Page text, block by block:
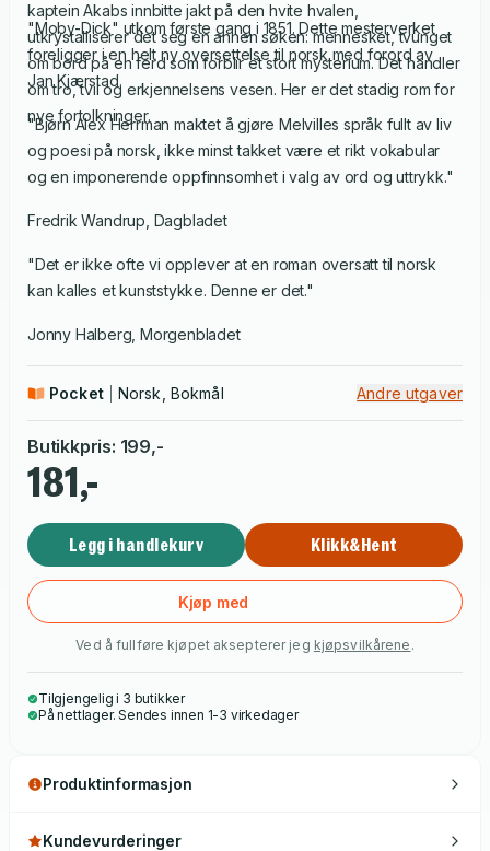
kaptein Akabs innbitte jakt på den hvite hvalen,
utkrystalliserer det seg en annen søken: mennesket, tvunget
om bord på en ferd som forblir et stort mysterium. Det handler
om tro, tvil og erkjennelsens vesen. Her er det stadig rom for
nye fortolkninger.
"Moby-Dick" utkom første gang i 1851. Dette mesterverket
foreligger i en helt ny oversettelse til norsk med forord av
Jan Kjærstad.
"Bjørn Alex Herrman maktet å gjøre Melvilles språk fullt av liv
og poesi på norsk, ikke minst takket være et rikt vokabular
og en imponerende oppfinnsomhet i valg av ord og uttrykk."
Fredrik Wandrup, Dagbladet
"Det er ikke ofte vi opplever at en roman oversatt til norsk
kan kalles et kunststykke. Denne er det."
Jonny Halberg, Morgenbladet
Pocket Norsk, Bokmål Andre utgaver
Butikkpris: 199,-
181,-
Legg i handlekurv Klikk&Hent
Kjøp med
Ved å fullføre kjøpet aksepterer jeg kjøpsvilkårene .
Tilgjengelig i 3 butikker
På nettlager. Sendes innen 1-3 virkedager
Produktinformasjon
Kundevurderinger